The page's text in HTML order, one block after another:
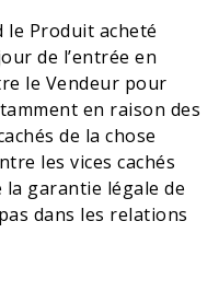
le Produit acheté
de l’entrée en
le Vendeur pour
en raison des
de la chose
les vices cachés
la garantie légale de
dans les relations